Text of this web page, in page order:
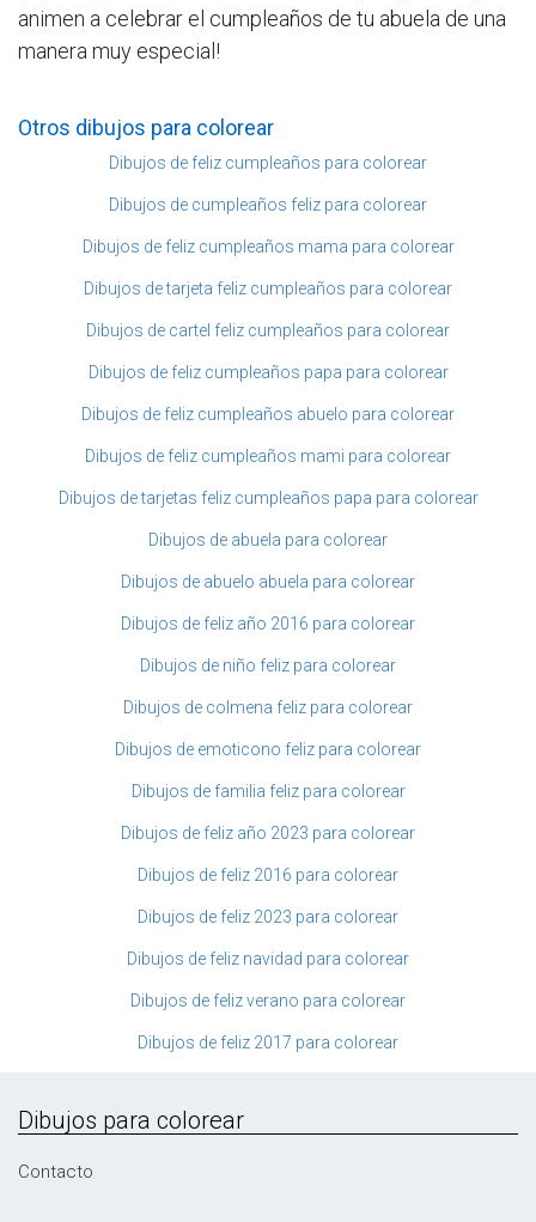
animen a celebrar el cumpleaños de tu abuela de una
manera muy especial!
Otros dibujos para colorear
Dibujos de feliz cumpleaños para colorear
Dibujos de cumpleaños feliz para colorear
Dibujos de feliz cumpleaños mama para colorear
Dibujos de tarjeta feliz cumpleaños para colorear
Dibujos de cartel feliz cumpleaños para colorear
Dibujos de feliz cumpleaños papa para colorear
Dibujos de feliz cumpleaños abuelo para colorear
Dibujos de feliz cumpleaños mami para colorear
Dibujos de tarjetas feliz cumpleaños papa para colorear
Dibujos de abuela para colorear
Dibujos de abuelo abuela para colorear
Dibujos de feliz año 2016 para colorear
Dibujos de niño feliz para colorear
Dibujos de colmena feliz para colorear
Dibujos de emoticono feliz para colorear
Dibujos de familia feliz para colorear
Dibujos de feliz año 2023 para colorear
Dibujos de feliz 2016 para colorear
Dibujos de feliz 2023 para colorear
Dibujos de feliz navidad para colorear
Dibujos de feliz verano para colorear
Dibujos de feliz 2017 para colorear
Dibujos para colorear
Contacto